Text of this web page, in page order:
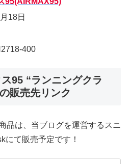
18日
400
95 “ランニングクラ
販売先リンク
品は、当ブログを運営するスニ
にて販売予定です！